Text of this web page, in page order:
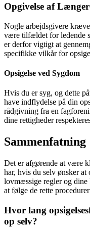
Opgivelse af
Nogle arbejdsgivere
være tilfældet for ledende
er derfor vigtigt at
specifikke vilkår for
Opsigelse ved Sygdom
Hvis du er syg, og dette
have indflydelse på din
rådgivning fra en
dine rettigheder
Sammenfatning
Det er afgørende at være
har, hvis du selv ønsker
lovmæssige regler og
at følge de rette
Hvor lang
op selv?